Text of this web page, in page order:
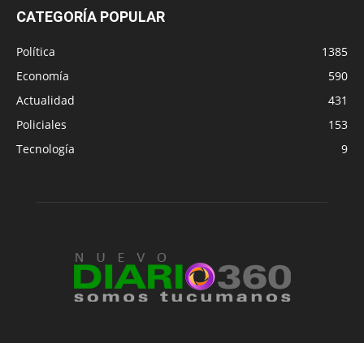
CATEGORÍA POPULAR
Política
1385
Economía
590
Actualidad
431
Policiales
153
Tecnología
9